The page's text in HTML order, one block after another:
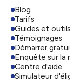
Blog
Tarifs
Guides et outils
Témoignages
Démarrer
Enquête sur
Centre d'aide
Simulateur